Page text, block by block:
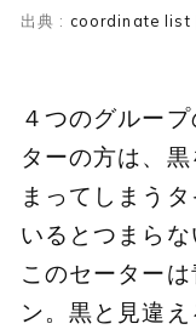
出典 : coordinate list
４つのグルー
ターの方は、
まってしまう
いるとつまらな
このセーター
ン。黒と見違